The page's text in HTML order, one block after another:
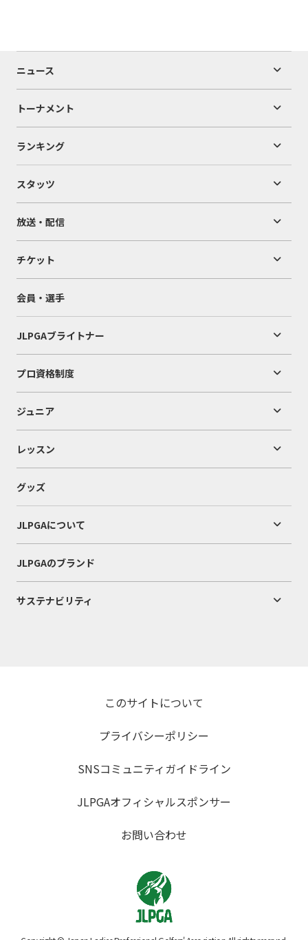
ニュース
トーナメント
ランキング
スタッツ
放送・配信
チケット
会員・選手
JLPGAブライトナー
プロ資格制度
ジュニア
レッスン
グッズ
JLPGAについて
JLPGAのブランド
サステナビリティ
このサイトについて
プライバシーポリシー
SNSコミュニティガイドライン
JLPGAオフィシャルスポンサー
お問い合わせ